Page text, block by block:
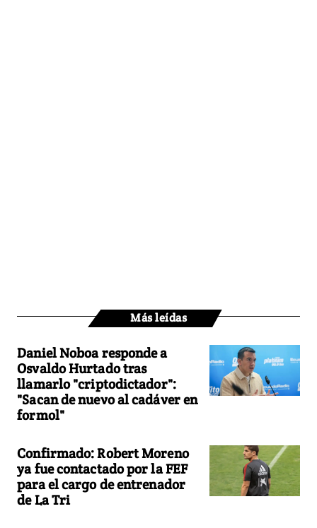
Más leídas
Daniel Noboa responde a
Osvaldo Hurtado tras
llamarlo "criptodictador":
"Sacan de nuevo al cadáver en
formol"
Confirmado: Robert Moreno
ya fue contactado por la FEF
para el cargo de entrenador
de La Tri